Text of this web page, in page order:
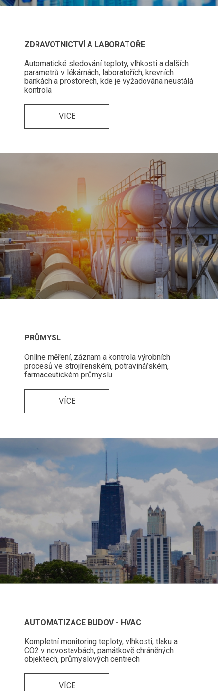
ZDRAVOTNICTVÍ A LABORATOŘE
Automatické sledování teploty, vlhkosti a dalších
parametrů v lékárnách, laboratořích, krevních
bankách a prostorech, kde je vyžadována neustálá
kontrola
VÍCE
PRŮMYSL
Online měření, záznam a kontrola výrobních
procesů ve strojírenském, potravinářském,
farmaceutickém průmyslu
VÍCE
AUTOMATIZACE BUDOV - HVAC
Kompletní monitoring teploty, vlhkosti, tlaku a
CO2 v novostavbách, památkově chráněných
objektech, průmyslových centrech
VÍCE